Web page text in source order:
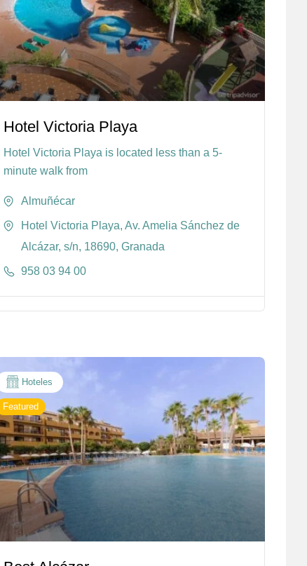
Hotel Victoria Playa
Hotel Victoria Playa is located less than a 5-
minute walk from
Almuñécar
Hotel Victoria Playa, Av. Amelia Sánchez de
Alcázar, s/n, 18690, Granada
958 03 94 00
Hoteles
Featured